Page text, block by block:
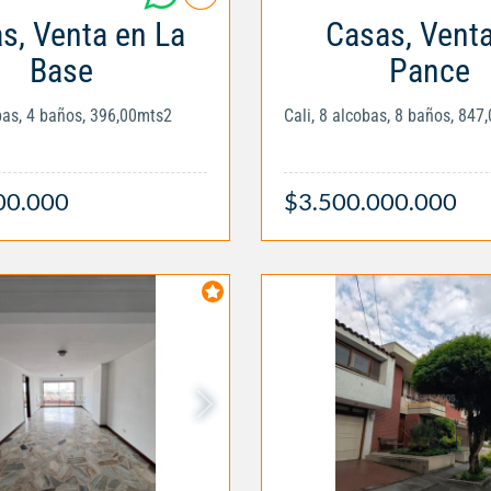
Venta en La
Base
4 baños, 396,00mts2
Casas,
Pance
Cali, 8 alcobas, 8 baños,
$3.500.000.000